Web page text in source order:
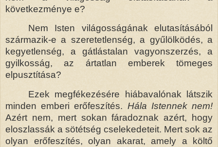
következménye e?
Nem Isten világosságának elutasításából
származik-e a szeretetlenség, a gyűlölködés, a
kegyetlenség, a gátlástalan vagyonszerzés, a
gyilkosság, az ártatlan emberek tömeges
elpusztítása?
Ezek megfékezésére hiábavalónak látszik
minden emberi erőfeszítés. Hála Istennek nem!
Azért nem, mert sokan fáradoznak azért, hogy
eloszlassák a sötétség cselekedeteit. Mert sok az
olyan erőfeszítés, olyan akarat, amely a költő